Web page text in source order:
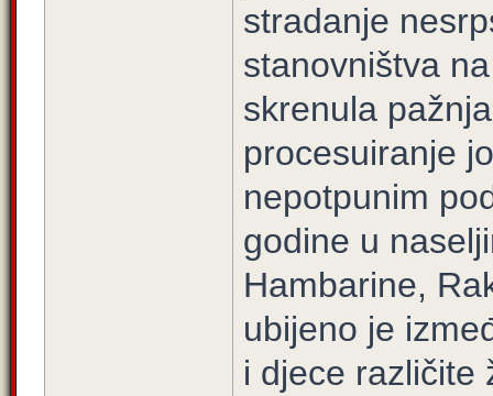
stradanje
stanovništva
skrenula
procesuiranje
nepotpunim
godine u
Hambarine,
ubijeno je
i djece različite